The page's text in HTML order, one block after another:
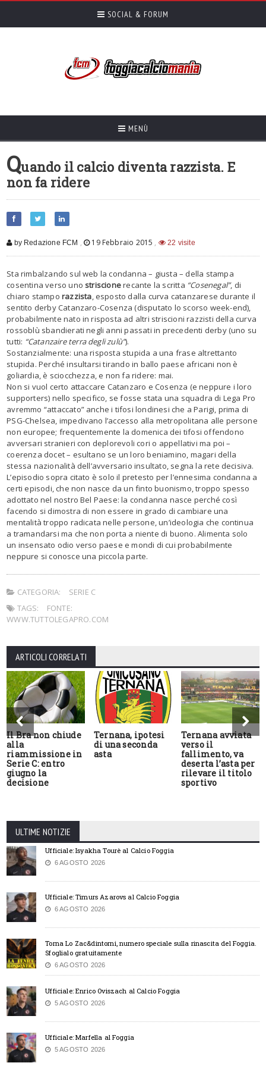
SOCIAL & FORUM
MENÙ
Quando il calcio diventa razzista. E
non fa ridere
by Redazione FCM , 19 Febbraio 2015 , 22 visite
Sta rimbalzando sul web la condanna – giusta – della stampa
cosentina verso unostriscionerecante la scritta “Cosenegal”, di
chiaro stampo razzista, esposto dalla curva catanzarese durante il
sentito derby Catanzaro-Cosenza (disputato lo scorso week-end),
probabilmente nato in risposta ad altri striscioni razzisti della curva
rossoblù sbandierati negli anni passati in precedenti derby (uno su
tutti: “Catanzaire terra degli zulù”).
Sostanzialmente: una risposta stupida a una frase altrettanto
stupida. Perché insultarsi tirando in ballo paese africani non è
goliardia, è sciocchezza, e non fa ridere: mai.
Non si vuol certo attaccare Catanzaro e Cosenza (e neppure i loro
supporters) nello specifico, se fosse stata una squadra di Lega Pro
avremmo “attaccato” anche i tifosi londinesi che a Parigi, prima di
PSG-Chelsea, impedivano l’accesso alla metropolitana alle persone
non europee; frequentemente la domenica dei tifosi offendono
avversari stranieri con deplorevoli cori o appellativi ma poi –
coerenza docet – esultano se un loro beniamino, magari della
stessa nazionalità dell’avversario insultato, segna la rete decisiva.
L’episodio sopra citato è solo il pretesto per l’ennesima condanna a
certi episodi, che non nasce da un finto buonismo, troppo spesso
adottato nel nostro Bel Paese: la condanna nasce perché così
facendo si dimostra di non essere in grado di cambiare una
mentalità troppo radicata nelle persone, un’ideologia che continua
a tramandarsi ma che non porta a niente di buono. Alimenta solo
un insensato odio verso paese e mondi di cui probabilmente
neppure si conosce una piccola parte.
CATEGORIA:
SERIE C
TAGS:
FONTE:
WWW.TUTTOLEGAPRO.COM
ARTICOLI CORRELATI
Il Bra non chiude
alla
riammissione in
Serie C: entro
giugno la
decisione
Ternana, ipotesi
di una seconda
asta
Ternana avviata
verso il
fallimento, va
deserta l’asta per
rilevare il titolo
sportivo
ULTIME NOTIZIE
Ufficiale: Isyakha Tourè al Calcio Foggia
6 AGOSTO 2026
Ufficiale: Timurs Azarovs al Calcio Foggia
6 AGOSTO 2026
Torna Lo Zac&dintorni, numero speciale sulla rinascita del Foggia.
Sfoglialo gratuitamente
6 AGOSTO 2026
Ufficiale: Enrico Oviszach al Calcio Foggia
5 AGOSTO 2026
Ufficiale: Marfella al Foggia
5 AGOSTO 2026